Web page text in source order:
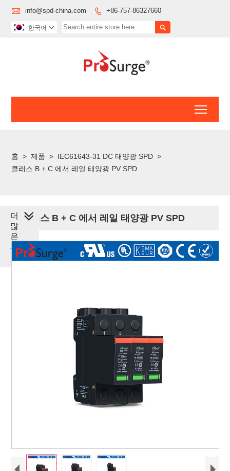
 info@spd-china.com  +86-757-86327660

한국어 
홈 > 제품 > IEC61643-31 DC 태양광 SPD >
클래스 B + C 에서 레일 태양광 PV SPD
클래스 B + C 에서 레일 태양광 PV SPD
더
많
은
제
품